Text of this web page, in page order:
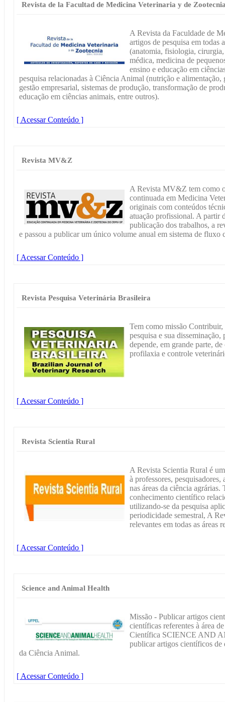
Revista de la Facultad de Medicina Veterinaria y de
A Revista da Faculdade de
artigos de pesquisa em todas
(anatomia, fisiologia,
médica, medicina de
ensino e educação em
pesquisa relacionadas à Ciência Animal (nutrição e
gestão empresarial, sistemas de produção, transformação de
educação em ciências animais, entre outros).
[ Acessar Conteúdo ]
Revista MV&Z
A Revista MV&Z tem como
continuada em Medicina
originais com conteúdos
atuação profissional. A partir
publicação dos trabalhos, a
e passou a publicar um único volume anual em sistema de fluxo
[ Acessar Conteúdo ]
Revista Pesquisa Veterinária Brasileira
Tem como missão Contribuir,
pesquisa e sua
depende, em grande parte,
profilaxia e controle
[ Acessar Conteúdo ]
Revista Scientia Rural
A Revista Scientia Rural é
à professores,
nas áreas da ciência
conhecimento científico
utilizando-se da pesquisa
periodicidade semestral, A
relevantes em todas as áreas
[ Acessar Conteúdo ]
Science and Animal Health
Missão - Publicar artigos
científicas referentes à área
Científica SCIENCE AND
publicar artigos científicos de
da Ciência Animal.
[ Acessar Conteúdo ]